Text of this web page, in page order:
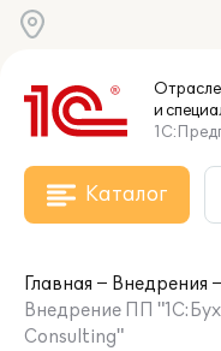
и
Каталог
Главная
Внедрения
Внедрение ПП
Consulting"